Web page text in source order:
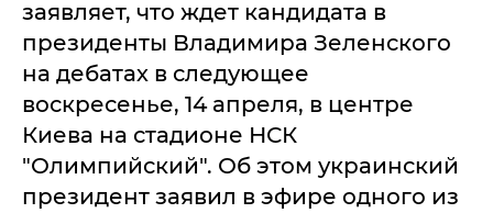
заявляет, что ждет кандидата в
президенты Владимира Зеленского
на дебатах в следующее
воскресенье, 14 апреля, в центре
Киева на стадионе НСК
"Олимпийский". Об этом украинский
президент заявил в эфире одного из